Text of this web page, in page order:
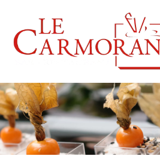
contenu